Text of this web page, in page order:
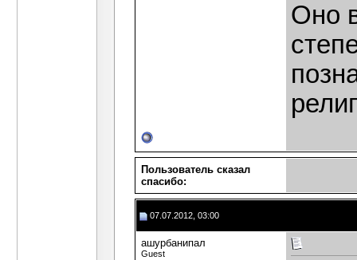
Оно
Пользователь сказал
cпасибо:
07.07.2012, 03:00
ашурбанипал
Guest